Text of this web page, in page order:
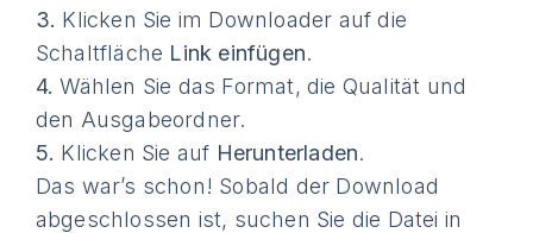
3. Klicken Sie im Downloader auf die
Schaltfläche Link einfügen.
4. Wählen Sie das Format, die Qualität und
den Ausgabeordner.
5. Klicken Sie auf Herunterladen.
Das war’s schon! Sobald der Download
abgeschlossen ist, suchen Sie die Datei in